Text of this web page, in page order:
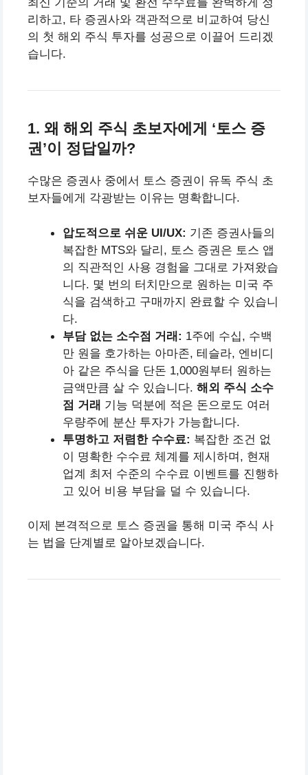
리하고, 타 증권사와 객관적으로 비교하여 당신
의 첫 해외 주식 투자를 성공으로 이끌어 드리겠
습니다.
1. 왜 해외 주식 초보자에게 ‘토스 증
권’이 정답일까?
수많은 증권사 중에서 토스 증권이 유독 주식 초
보자들에게 각광받는 이유는 명확합니다.
압도적으로 쉬운 UI/UX: 기존 증권사들의
복잡한 MTS와 달리, 토스 증권은 토스 앱
의 직관적인 사용 경험을 그대로 가져왔습
니다. 몇 번의 터치만으로 원하는 미국 주
식을 검색하고 구매까지 완료할 수 있습니
다.
부담 없는 소수점 거래: 1주에 수십, 수백
만 원을 호가하는 아마존, 테슬라, 엔비디
아 같은 주식을 단돈 1,000원부터 원하는
금액만큼 살 수 있습니다. 해외 주식 소수
점 거래 기능 덕분에 적은 돈으로도 여러
우량주에 분산 투자가 가능합니다.
투명하고 저렴한 수수료: 복잡한 조건 없
이 명확한 수수료 체계를 제시하며, 현재
업계 최저 수준의 수수료 이벤트를 진행하
고 있어 비용 부담을 덜 수 있습니다.
이제 본격적으로 토스 증권을 통해 미국 주식 사
는 법을 단계별로 알아보겠습니다.